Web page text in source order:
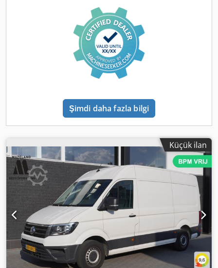
merkezi kilitleme, park sensörleri, sürgülü kapı
Seçenekler ve Donanımlar = - Ahşap yükleme alanı -
Yüksekliği ayarlanabilir sürücü koltuğu - Yüksekliği
ayarlanabilir sürücü koltuğu - Konfor paketi (çok
fonksiyonlu direksiyon) - Konfor koltuklar - Bel destekleri -
Ön ve arka park sensörleri - DAB’li radyo - Geri görüş
kamerası - Sağ tarafta sürgülü kapı - Ön koltuklarda koltuk
ısıtma - Kör nokta uyarı sistemi - Ön cam ısıtıcı - Alarm
cam elektrikli - Elektrik ayarlı dış aynalar - Sürücü hava
yastığı - Uzaktan kumandalı merkezi kilit - Yokuş kalkış
desteği (hill-hold control) - Yetkili servis bakımlı - Çarpışma
Crodszipapopfx Aiysf - Ön orta kol dayama - Dijital servis
kitapları mevcut - Start/Stop sistemi - Motor kilit sistemi -
İkincil çarpışma önleme sistemi - Termal cam -
Ayarlanabilir direksiyon simidi - Ara bölme = Diğer Bilgiler
= Genel Bilgiler Kapı sayısı: 5 Model yılı: 2017 Teknik
Bilgiler Tork: 410 Nm Silindir sayısı: 4 Motor hacmi: 1.968
cc Şanzıman: 8 ileri, otomatik Ölçüler Uzunluk/Yükseklik:
L5H3 Ağırlıklar Boş ağırlık: 2.299 kg Taşıma kapasitesi:
1.201 kg toplam taşıma kapasitesi: 3.500 kg Bakım, Geçmiş
ve Durum Kitapçıklar: Var (yetkili servis bakımlı) Anahtar
sayısı: 2 (2 uzaktan kumandalı) Ürün Güvenliği AB
sorumlusu: M.A.N. Truck Bus B.V. Postbus 72 3800 HD
Amersfoort, NL
Şimdi daha fazla bilgi
Küçük ilan